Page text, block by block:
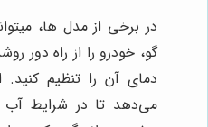
در برخی از مدل ها،
گو، خودرو را از راه دور
دمای آن را تنظیم کنید.
می‌دهد تا در شرایط آب